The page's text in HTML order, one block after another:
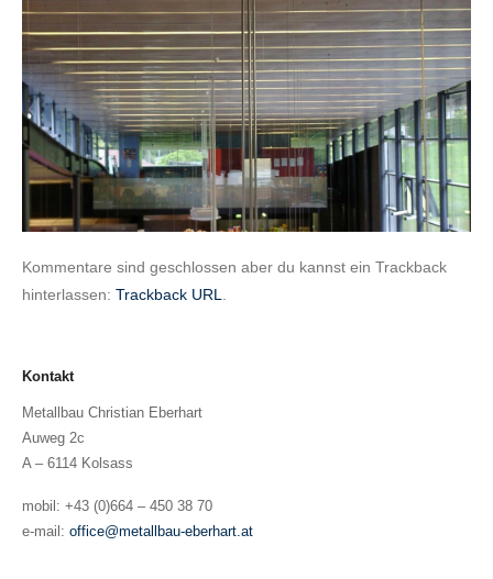
Kommentare sind geschlossen aber du kannst ein Trackback
hinterlassen: Trackback URL
Kontakt
Metallbau Christian Eberhart
Auweg 2c
A – 6114 Kolsass
mobil: +43 (0)664 – 450 38 70
e-mail: office@metallbau-eberhart.at